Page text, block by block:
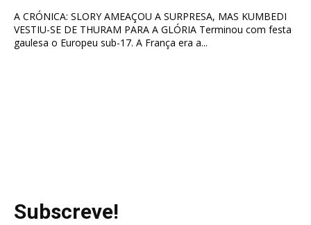
A CRÓNICA: SLORY AMEAÇOU A SURPRESA, MAS KUMBEDI
VESTIU-SE DE THURAM PARA A GLÓRIA Terminou com festa
gaulesa o Europeu sub-17. A França era a...
Subscreve!